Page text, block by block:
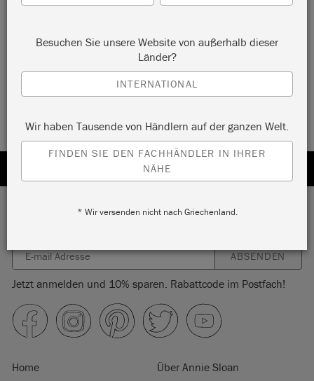
CHALK PAINT™ PINSEL
Abonnieren Sie unseren Newsletter
ABSENDEN
Jetzt anmelden und 10% sparen. Rabattcode im Postfach!
Home Über Annie Sloan
Besuchen Sie unsere Website von außerhalb dieser
Länder?
INTERNATIONAL
Wir haben Tausende von Händlern auf der ganzen Welt.
FINDEN SIE DEN FACHHÄNDLER IN IHRER
NÄHE
* Wir versenden nicht nach Griechenland.